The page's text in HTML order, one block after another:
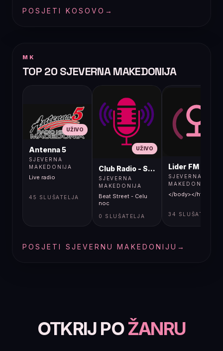
POSJETI KOSOVO →
MK
TOP 20 SJEVERNA MAKEDONIJA
UŽIVO
Antenna 5
SJEVERNA
MAKEDONIJA
Live radio
45 SLUŠATELJA
UŽIVO
Club Radio - Skopje, Mcedonia
SJEVERNA
MAKEDONIJA
Beat Street - Celu
noc
0 SLUŠATELJA
Lider FM 107,4
SJEVERNA
MAKEDONIJA
</body></html>
34 SLUŠATELJA
POSJETI SJEVERNU MAKEDONIJU →
OTKRIJ POŽANRU